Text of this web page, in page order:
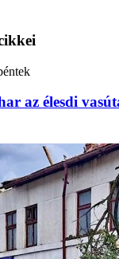
az élesdi